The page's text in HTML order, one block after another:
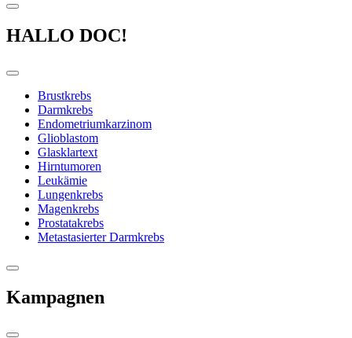
HALLO DOC!
Brustkrebs
Darmkrebs
Endometriumkarzinom
Glioblastom
Glasklartext
Hirntumoren
Leukämie
Lungenkrebs
Magenkrebs
Prostatakrebs
Metastasierter Darmkrebs
Kampagnen